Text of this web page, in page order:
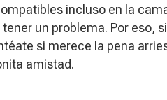
incluso en la
un problema. Por eso,
si merece la pena
amistad.